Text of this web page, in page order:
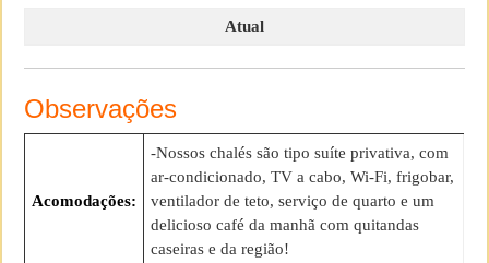
Atual
Observações
Acomodações:
-Nossos chalés são tipo suíte privativa, com
ar-condicionado, TV a cabo, Wi-Fi, frigobar,
ventilador de teto, serviço de quarto e um
delicioso café da manhã com quitandas
caseiras e da região!